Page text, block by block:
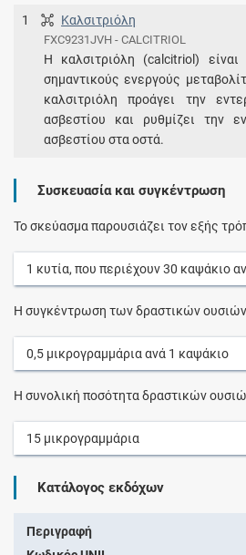
1 Καλσιτριόλη
FXC9231JVH - CALCITRIOL
Η καλσιτριόλη (calcitriol)
σημαντικούς ενεργούς
καλσιτριόλη προάγει την
ασβεστίου και ρυθμίζει την
ασβεστίου στα οστά.
Συσκευασία και συγκέντρωση
Το σκεύασμα παρουσιάζει τον εξής
1 κυτία, που περιέχουν30 καψάκιο
Η συγκέντρωση των δραστικών
0,5 μικρογραμμάριαανά 1 καψάκιο
Η συνολική ποσότητα δραστικών
15 μικρογραμμάρια
Κατάλογος εκδόχων
Περιγραφή